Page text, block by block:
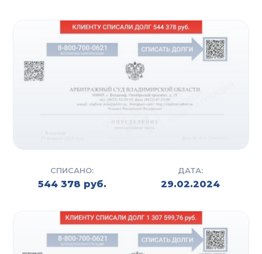
СПИСАНО:
544 378 руб.
ДАТА:
29.02.2024